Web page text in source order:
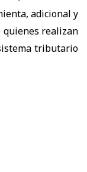
adicional y
quienes realizan
tributario